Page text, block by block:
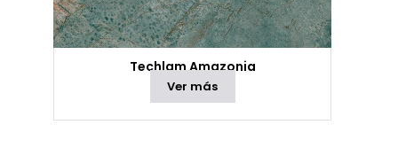
Techlam Amazonia
Ver más